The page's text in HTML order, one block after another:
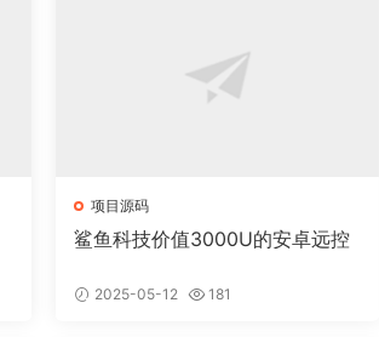
项目源码
鲨鱼科技价值3000U的安卓远控
2025-05-12 181